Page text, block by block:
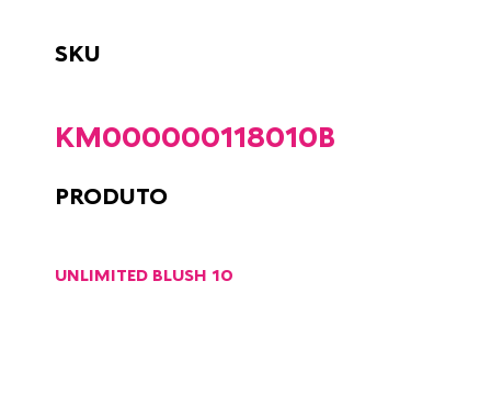
SKU
KM000000118010B
PRODUTO
UNLIMITED BLUSH 10